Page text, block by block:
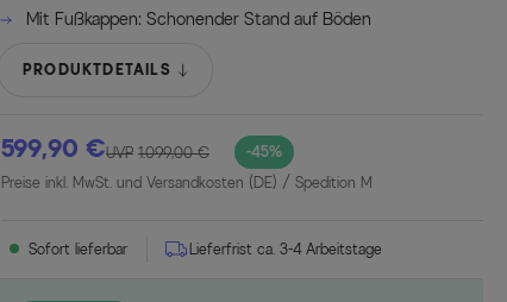
Mit Fußkappen: Schonender Stand auf Böden
PRODUKTDETAILS
599,90 € -45%
UVP 1.099,00 €
Preise inkl. MwSt. und Versandkosten (DE) / Spedition M
Sofort lieferbar Lieferfrist ca. 3-4 Arbeitstage